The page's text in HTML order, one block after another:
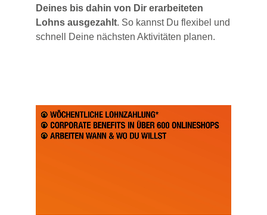
Deines bis dahin von Dir erarbeiteten
Lohns ausgezahlt. So kannst Du flexibel und
schnell Deine nächsten Aktivitäten planen.